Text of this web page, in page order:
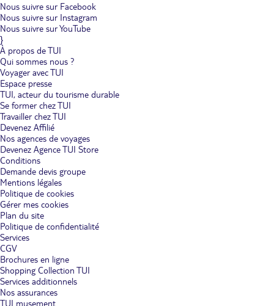
Nous suivre sur Facebook
Nous suivre sur Instagram
Nous suivre sur YouTube
}
À propos de TUI
Qui sommes nous ?
Voyager avec TUI
Espace presse
TUI, acteur du tourisme durable
Se former chez TUI
Travailler chez TUI
Devenez Affilié
Nos agences de voyages
Devenez Agence TUI Store
Conditions
Demande devis groupe
Mentions légales
Politique de cookies
Gérer mes cookies
Plan du site
Politique de confidentialité
Services
CGV
Brochures en ligne
Shopping Collection TUI
Services additionnels
Nos assurances
TUI musement